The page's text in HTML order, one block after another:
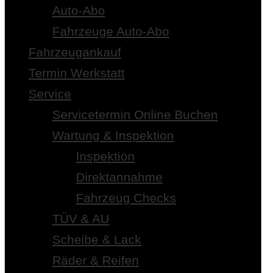
Auto-Abo
Fahrzeuge Auto-Abo
Fahrzeugankauf
Termin Werkstatt
Service
Servicetermin Online Buchen
Wartung & Inspektion
Inspektion
Direktannahme
Fahrzeug Checks
TÜV & AU
Scheibe & Lack
Räder & Reifen